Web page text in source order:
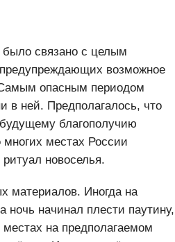
было связано с целым
возможное
опасным периодом
ней. Предполагалось, что
благополучию
местах России
материалов. Иногда на
начинал плести паутину,